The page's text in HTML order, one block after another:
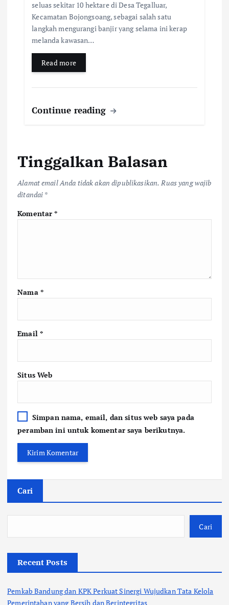
seluas sekitar 10 hektare di Desa Tegalluar,
Kecamatan Bojongsoang, sebagai salah satu
langkah mengurangi banjir yang selama ini kerap
melanda kawasan…
Read more
Continue reading
Tinggalkan Balasan
Alamat email Anda tidak akan dipublikasikan. Ruas yang wajib
ditandai *
Komentar*
Nama *
Email *
Situs Web
Simpan nama, email, dan situs web saya pada
peramban ini untuk komentar saya berikutnya.
Cari
Cari
Recent Posts
Pemkab Bandung dan KPK Perkuat Sinergi Wujudkan Tata Kelola
Pemerintahan yang Bersih dan Berintegritas